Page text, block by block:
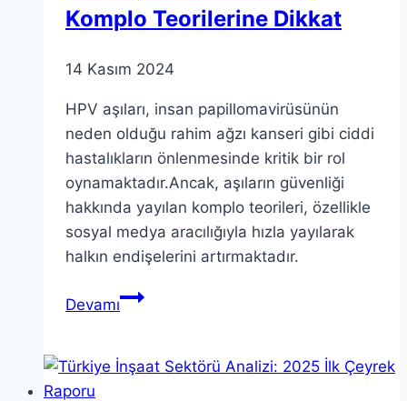
Komplo Teorilerine Dikkat
14 Kasım 2024
HPV aşıları, insan papillomavirüsünün
neden olduğu rahim ağzı kanseri gibi ciddi
hastalıkların önlenmesinde kritik bir rol
oynamaktadır.Ancak, aşıların güvenliği
hakkında yayılan komplo teorileri, özellikle
sosyal medya aracılığıyla hızla yayılarak
halkın endişelerini artırmaktadır.
DevamıHPV
Komplo